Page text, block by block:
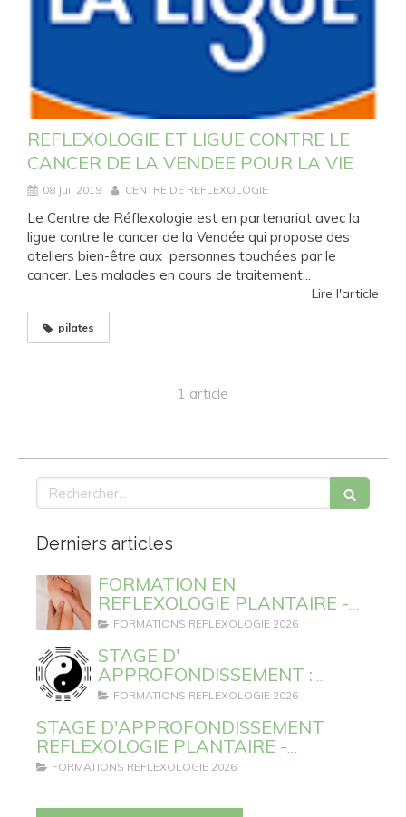
REFLEXOLOGIE ET LIGUE CONTRE LE
CANCER DE LA VENDEE POUR LA VIE
08 Juil 2019 CENTRE DE REFLEXOLOGIE
Le Centre de Réflexologie est en partenariat avec la
ligue contre le cancer de la Vendée qui propose des
ateliers bien-être aux personnes touchées par le
cancer. Les malades en cours de traitement...
Lire l'article
pilates
1 article
Rechercher
Derniers articles
FORMATION EN
REFLEXOLOGIE PLANTAIRE -
SESSIONS 2026 ET 2027
FORMATIONS REFLEXOLOGIE 2026
STAGE D'
APPROFONDISSEMENT :
REFLEXOLOGIE PLANTAIRE ET
FORMATIONS REFLEXOLOGIE 2026
STAGE D'APPROFONDISSEMENT
REFLEXOLOGIE PLANTAIRE -
TECHNIQUE LYMPHATIQUE
FORMATIONS REFLEXOLOGIE 2026